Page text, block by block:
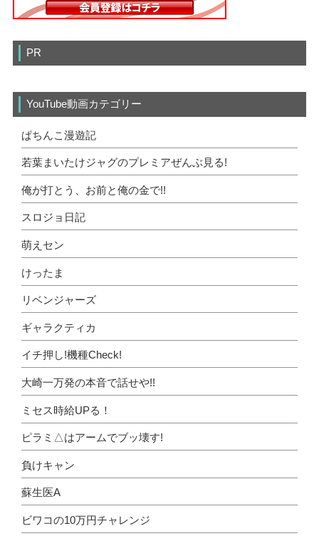
PR
YouTube動画カテゴリー
ぱちんこ漫遊記
若葉まいたけジャグのプレミアぜんぶ見る!
俺が打とう、お前と俺の金で!!
スロジョ日記
萌えセン
けったま
リベンジャーズ
ギャラクティカ
イチ押し!機種Check!
大崎一万発の本音で話せや!!
ミセス時給UPる！
ピラミ△はアームでブッ壊す!
負けキャン
蘇生医A
ビワコの10万円チャレンジ